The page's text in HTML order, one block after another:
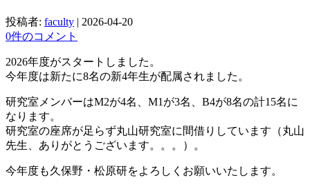
投稿者: faculty | 2026-04-20
0件のコメント
2026年度がスタートしました。
今年度は新たに8名の新4年生が配属されました。
研究室メンバーはM2が4名、M1が3名、B4が8名の計15名に
なります。
研究室の座席が足らず丸山研究室に間借りしています（丸山
先生、ありがとうございます。。。）。
今年度も久保野・松原研をよろしくお願いいたします。